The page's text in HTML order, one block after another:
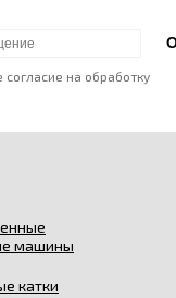
на обработку
машины
катки